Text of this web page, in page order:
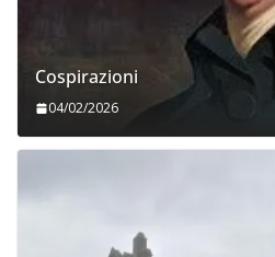
Cospirazioni
04/02/2026